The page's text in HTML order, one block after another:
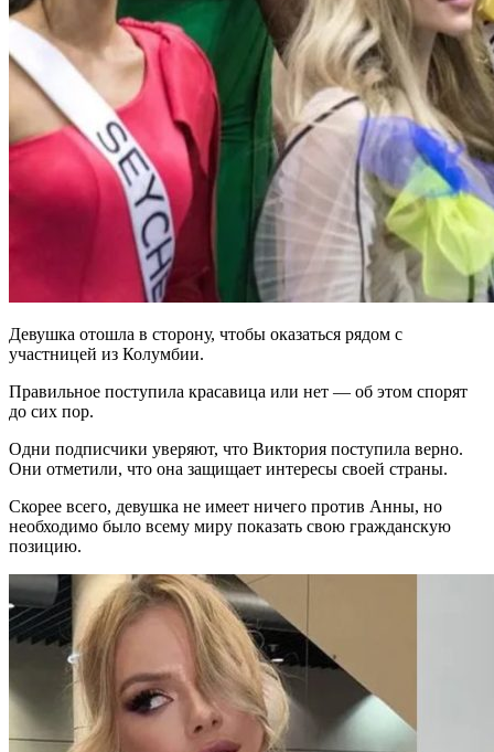
Девушка отошла в сторону, чтобы оказаться рядом с
участницей из Колумбии.
Правильное поступила красавица или нет — об этом спорят
до сих пор.
Одни подписчики уверяют, что Виктория поступила верно.
Они отметили, что она защищает интересы своей страны.
Скорее всего, девушка не имеет ничего против Анны, но
необходимо было всему миру показать свою гражданскую
позицию.